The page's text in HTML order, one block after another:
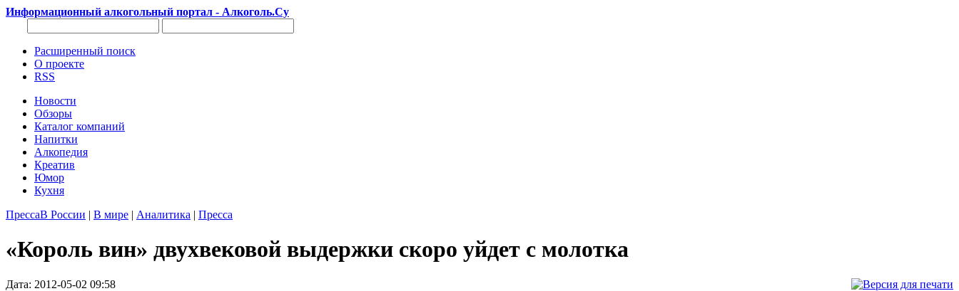
Информационный алкогольный портал - Алкоголь.Су
Расширенный поиск
О проекте
RSS
Новости
Обзоры
Каталог компаний
Напитки
Алкопедия
Креатив
Юмор
Кухня
ПрессаВ России | В мире | Аналитика | Пресса
«Король вин» двухвековой выдержки скоро уйдет с молотка
Дата: 2012-05-02 09:58